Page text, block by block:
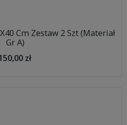
Cm Zestaw 2 Szt (Materiał
Gr A)
zł